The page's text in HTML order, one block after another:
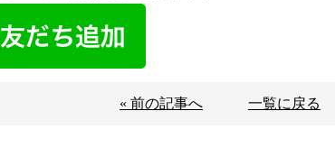
« 前の記事へ 一覧に戻る